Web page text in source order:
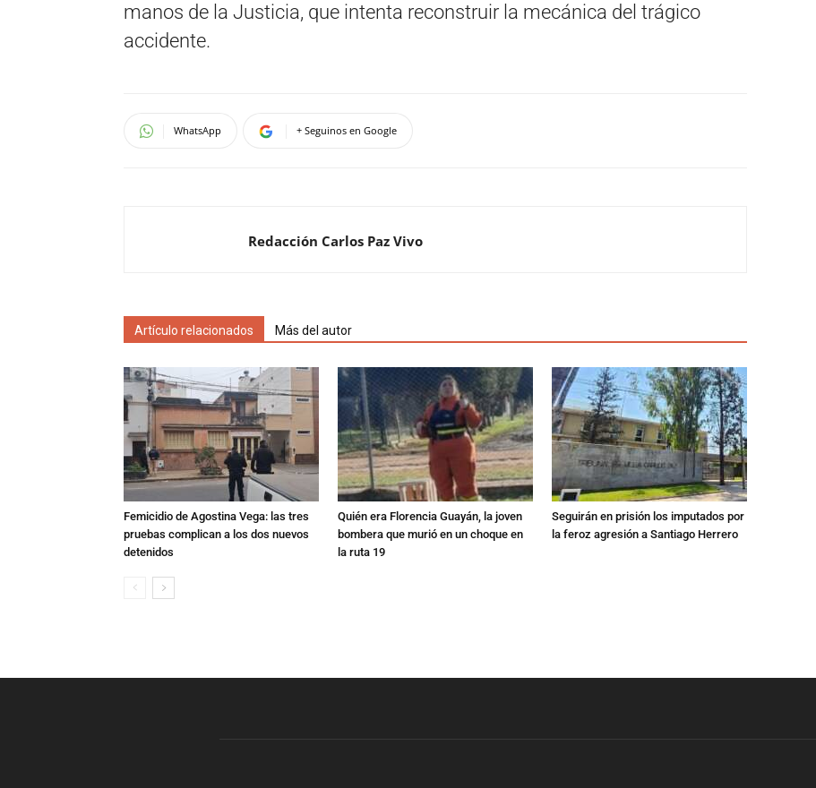
manos de la Justicia, que intenta reconstruir la mecánica del trágico
accidente.
WhatsApp + Seguinos en Google
Redacción Carlos Paz Vivo
Artículo relacionados Más del autor
Femicidio de Agostina Vega: las tres
pruebas complican a los dos nuevos
detenidos
Quién era Florencia Guayán, la joven
bombera que murió en un choque en
la ruta 19
Seguirán en prisión los imputados por
la feroz agresión a Santiago Herrero